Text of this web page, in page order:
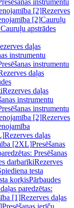
instrumentu
[2]Rezerves
[2]Cauruļu
apstrādes
daļas
instrumentu
instrumentu
daļas
Rezerves daļas
instrumentu
instrumentu
[2]Rezerves
Rezerves daļas
[2XL]Presēšanas
Presēšanas
darbarīkiRezerves
testa
korķisPārbaudes
paredzētas:
[1]Rezerves daļas
Presēšanas ierīču